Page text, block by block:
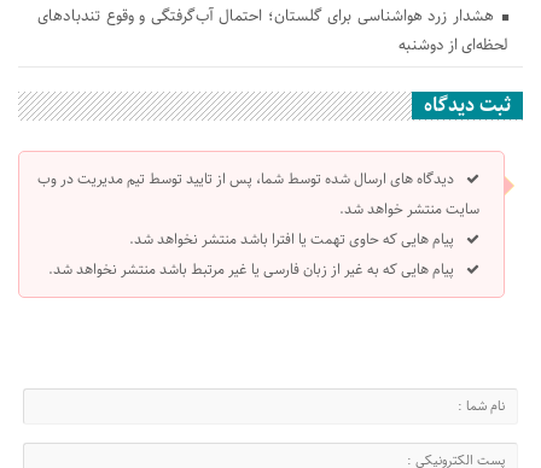
هشدار زرد هواشناسی برای گلستان؛ احتمال آب‌گرفتگی و وقوع تندباد‌های
لحظه‌ای از دوشنبه
ثبت دیدگاه
دیدگاه های ارسال شده توسط شما، پس از تایید توسط تیم مدیریت در وب
سایت منتشر خواهد شد.
پیام هایی که حاوی تهمت یا افترا باشد منتشر نخواهد شد.
پیام هایی که به غیر از زبان فارسی یا غیر مرتبط باشد منتشر نخواهد شد.